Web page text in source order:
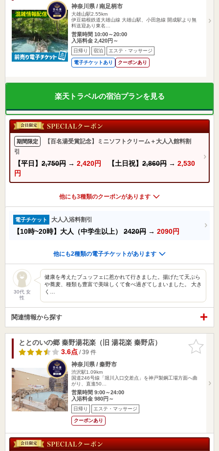
神奈川県 / 南足柄市
大雄山駅2.55km
伊豆箱根鉄道大雄山線 大雄山駅、小田急線 開成駅より無
料送迎あり東名…
営業時間 10:00～20:00
入浴料金 2,420円～
日帰り 宿泊 エステ・マッサージ
電子チケットあり クーポンあり
楽天トラベルの宿泊プランを見る
期間限定
【百名湯受賞記念】ミニソフトクリーム＋大人入館料割
引
【平日】 2,750円 → 2,420円 【土日祝】 2,860円 → 2,530
円
他にも3種類のクーポンがあります
電子チケット 大人入浴料割引
【10時~20時】大人（中学生以上） 2420円 → 2090円
他にも2種類の電子チケットがあります
30代 女
性
健康を考えたブュッフェに惹かれて行きました。揚げたて天ぷら
や蕎麦、種類も豊富で美味しくて食べ過ぎてしまいました。 大き
く…
関連情報から探す
お気に入
りに追加
ととのいの郷 秦野湯花楽（旧 湯花楽 秦野店）
3.6点/ 39 件
神奈川県 / 秦野市
渋沢駅1.09km
国道246号線「堀川入口交差点」を神戸製鋼工場方面へ曲
がり、直進50…
営業時間 9:00～24:00
入浴料金 980円～
日帰り エステ・マッサージ
クーポンあり